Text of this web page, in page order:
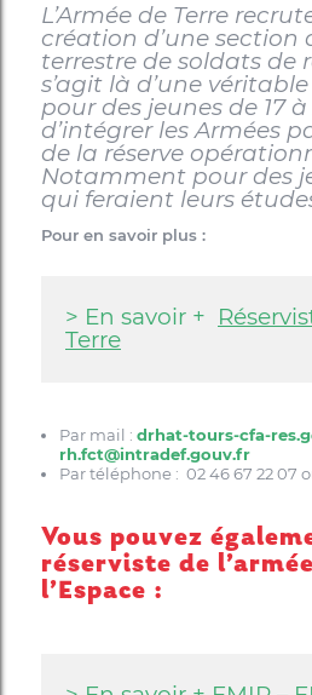
L’Armée de Terre
création d’une section
terrestre de soldats de
s’agit là d’une
pour des jeunes de 17 à
d’intégrer les Armées
de la réserve
Notamment pour des
qui feraient leurs
Pour en savoir plus :
> En savoir +
Terre
Par mail : drhat-tours-cfa-
rh.fct@intradef.gouv.fr
Par téléphone : 02 46 67 22 07
Vous pouvez
réserviste de
l’Espace :